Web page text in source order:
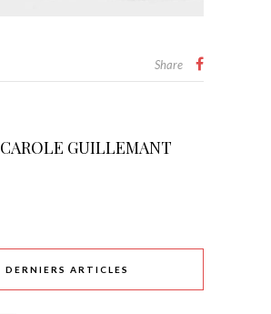
Share
CAROLE GUILLEMANT
DERNIERS ARTICLES